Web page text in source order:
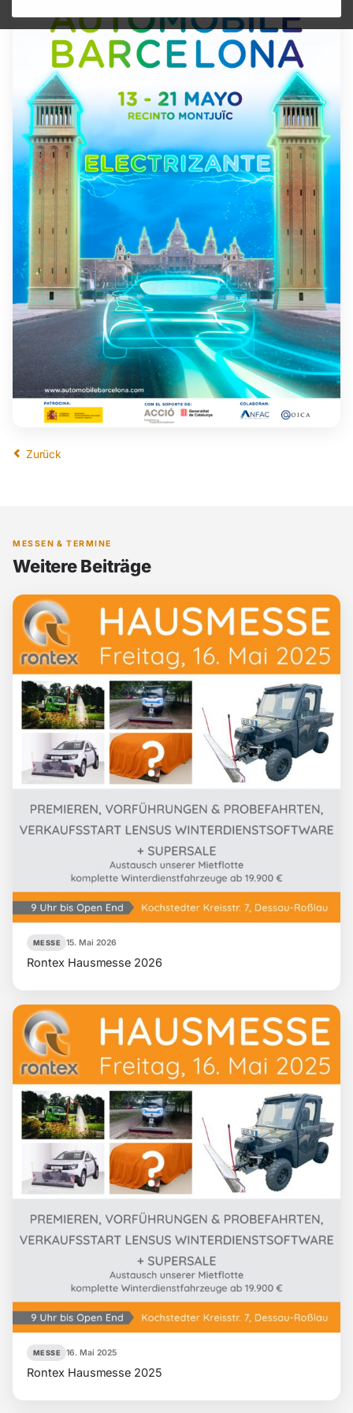
Zurück
MESSEN & TERMINE
Weitere Beiträge
MESSE 15. Mai 2026
Rontex Hausmesse 2026
MESSE 16. Mai 2025
Rontex Hausmesse 2025